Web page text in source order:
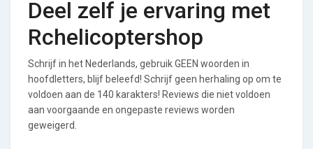
Deel zelf je ervaring met
Rchelicoptershop
Schrijf in het Nederlands, gebruik GEEN woorden in
hoofdletters, blijf beleefd! Schrijf geen herhaling op om te
voldoen aan de 140 karakters! Reviews die niet voldoen
aan voorgaande en ongepaste reviews worden
geweigerd.